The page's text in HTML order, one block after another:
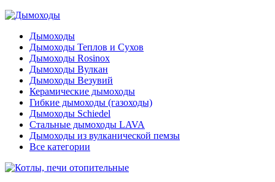
Дымоходы
Дымоходы Теплов и Сухов
Дымоходы Rosinox
Дымоходы Вулкан
Дымоходы Везувий
Керамические дымоходы
Гибкие дымоходы (газоходы)
Дымоходы Schiedel
Стальные дымоходы LAVA
Дымоходы из вулканической пемзы
Все категории